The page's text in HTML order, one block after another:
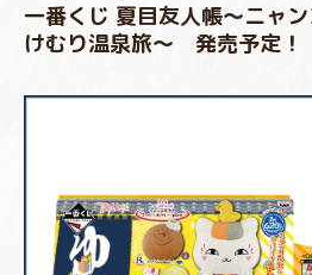
一番くじ 夏目友人帳～ニャ
けむり温泉旅～ 発売予定！